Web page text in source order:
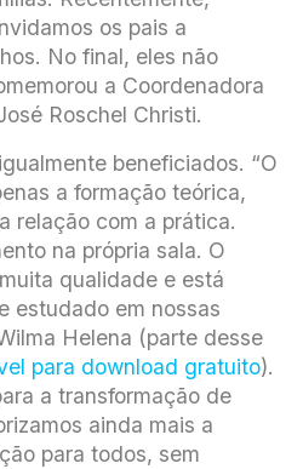
os pais a
No final, eles não
a Coordenadora
Roschel Christi.
beneficiados. “O
a formação teórica,
relação com a prática.
na própria sala. O
qualidade e está
estudado em nossas
Helena (parte desse
para download gratuito).
a transformação de
ainda mais a
para todos, sem